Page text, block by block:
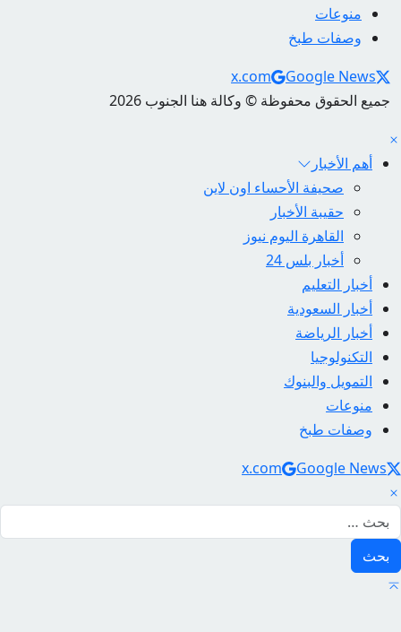
منوعات
وصفات طبخ
Social Links
x.com
Google News
جميع الحقوق محفوظة © وكالة هنا الجنوب 2026
أهم الأخبار
صحيفة الأحساء اون لاين
حقيبة الأخبار
القاهرة اليوم نيوز
أخبار بلس 24
أخبار التعليم
أخبار السعودية
أخبار الرياضة
التكنولوجيا
التمويل والبنوك
منوعات
وصفات طبخ
Social Links
x.com Google News
البحث عن: